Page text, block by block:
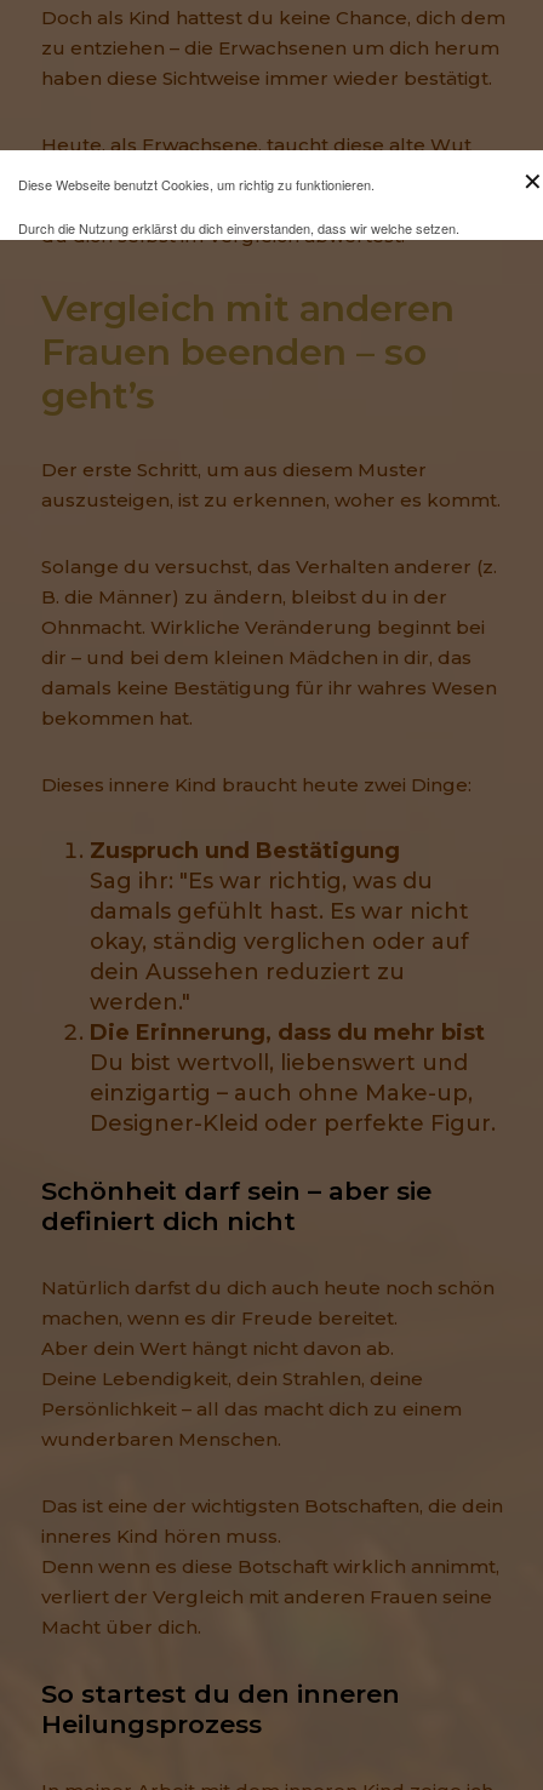
Doch als Kind hattest du keine Chance, dich dem
zu entziehen – die Erwachsenen um dich herum
haben diese Sichtweise immer wieder bestätigt.
Heute, als Erwachsene, taucht diese alte Wut
wieder auf – zum Beispiel, wenn Männer
du dich selbst im Vergleich abwertest.
Vergleich mit anderen
Frauen beenden – so
geht’s
Der erste Schritt, um aus diesem Muster
auszusteigen, ist zu erkennen, woher es kommt.
Solange du versuchst, das Verhalten anderer (z.
B. die Männer) zu ändern, bleibst du in der
Ohnmacht. Wirkliche Veränderung beginnt bei
dir – und bei dem kleinen Mädchen in dir, das
damals keine Bestätigung für ihr wahres Wesen
bekommen hat.
Dieses innere Kind braucht heute zwei Dinge:
Zuspruch und Bestätigung
Sag ihr: "Es war richtig, was du
damals gefühlt hast. Es war nicht
okay, ständig verglichen oder auf
dein Aussehen reduziert zu
werden."
Die Erinnerung, dass du mehr bist
Du bist wertvoll, liebenswert und
einzigartig – auch ohne Make-up,
Designer-Kleid oder perfekte Figur.
Schönheit darf sein – aber sie
definiert dich nicht
Natürlich darfst du dich auch heute noch schön
machen, wenn es dir Freude bereitet.
Aber dein Wert hängt nicht davon ab.
Deine Lebendigkeit, dein Strahlen, deine
Persönlichkeit – all das macht dich zu einem
wunderbaren Menschen.
Das ist eine der wichtigsten Botschaften, die dein
inneres Kind hören muss.
Denn wenn es diese Botschaft wirklich annimmt,
verliert der Vergleich mit anderen Frauen seine
Macht über dich.
So startest du den inneren
Heilungsprozess
✕
Diese Webseite benutzt Cookies, um richtig zu funktionieren.
Durch die Nutzung erklärst du dich einverstanden, dass wir welche setzen.